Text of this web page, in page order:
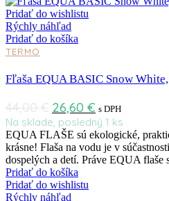
Pridať do wishlistu
Rýchly náhľad
Pridať do košíka
TERMO
Fľaša EQUA BASIC Snow
26,60 € s DPH
Na sklade, posledný 1 ks
EQUA FLAŠE sú ekologické,
krásne! Flaša na vodu je v
dospelých a detí. Práve EQUA
Pridať do košíka
Pridať do wishlistu
Rýchly náhľad